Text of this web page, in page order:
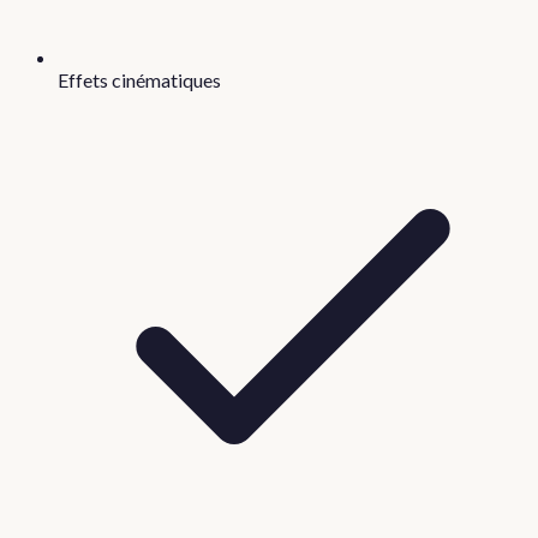
Effets cinématiques